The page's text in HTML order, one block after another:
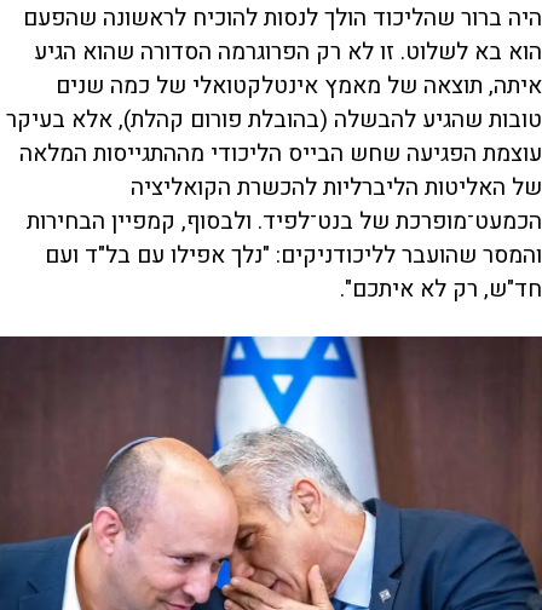
היה ברור שהליכוד הולך לנסות להוכיח לראשונה שהפעם
הוא בא לשלוט. זו לא רק הפרוגרמה הסדורה שהוא הגיע
איתה, תוצאה של מאמץ אינטלקטואלי של כמה שנים
טובות שהגיע להבשלה (בהובלת פורום קהלת), אלא בעיקר
עוצמת הפגיעה שחש הבייס הליכודי מההתגייסות המלאה
של האליטות הליברליות להכשרת הקואליציה
הכמעט־מופרכת של בנט־לפיד. ולבסוף, קמפיין הבחירות
והמסר שהועבר לליכודניקים: "נלך אפילו עם בל"ד ועם
חד"ש, רק לא איתכם".